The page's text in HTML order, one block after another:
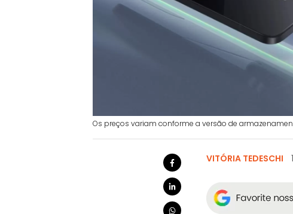
Os preços variam conforme a versão de
VITÓRIA TEDESCHI